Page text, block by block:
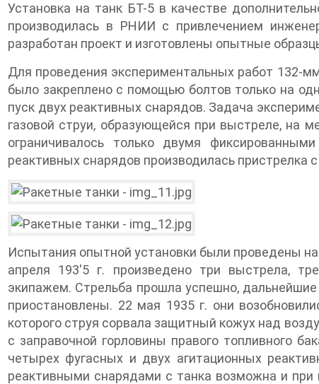
Установка на танк БТ-5 в качестве
производилась в РНИИ с привлечением
разработан проект и изготовлены опытные
Для проведения экспериментальных работ 132-
было закреплено с помощью болтов только на
пуск двух реактивных снарядов. Задача
газовой струи, образующейся при выстреле, на
ограничивалось только двумя
реактивных снарядов производилась
Испытания опытной установки были проведены
апреля 193'5 г. произведено три выстрела,
экипажем. Стрельба прошла успешно,
приостановлены. 22 мая 1935 г. они
которого струя сорвала защитный кожух над
с заправочной горловины правого топливного
четырех фугасных и двух агитационных
реактивными снарядами с танка возможна и